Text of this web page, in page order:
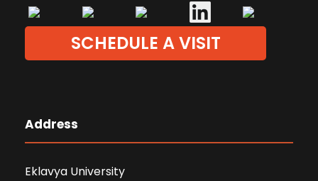
SCHEDULE A VISIT
Address
Eklavya University